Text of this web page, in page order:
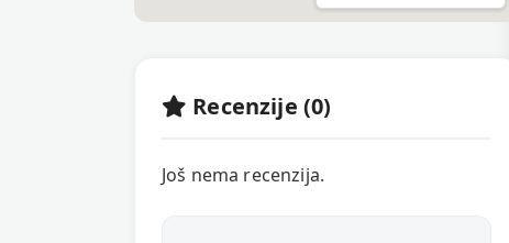
Recenzije (0)
Još nema recenzija.